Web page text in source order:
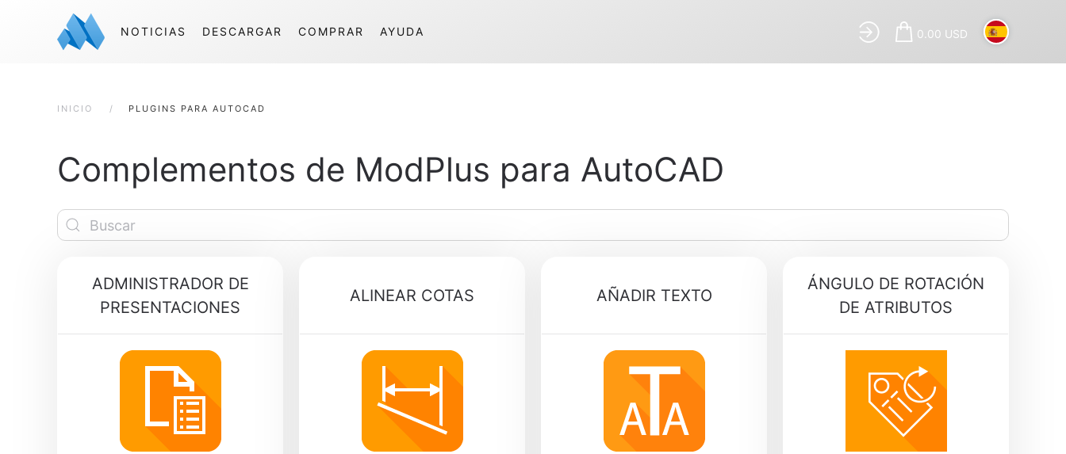
NOTICIAS DESCARGAR COMPRAR AYUDA 0.00 USD
INICIO PLUGINS PARA AUTOCAD
Complementos de ModPlus para AutoCAD
ADMINISTRADOR DE
PRESENTACIONES
ALINEAR COTAS AÑADIR TEXTO
ÁNGULO DE ROTACIÓN
DE ATRIBUTOS